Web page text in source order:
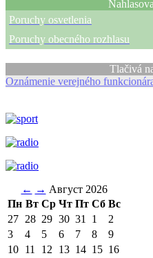
Poruchy osvetlenia
Poruchy obecného rozhlasu
Tlačivá
Oznámenie verejného
← → Август 2026
Пн Вт Ср Чт Пт Сб Вс
27 28 29 30 31 1
2
3
4 5 6 7 8
9
10 11 12 13 14 15 16